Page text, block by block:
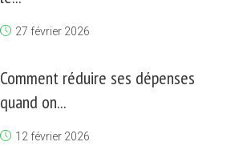
27 février 2026
Comment réduire ses dépenses
quand on...
12 février 2026